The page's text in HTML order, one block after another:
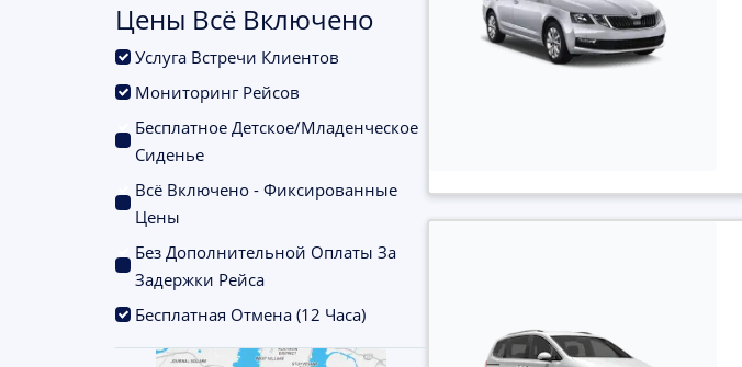
Цены Всё Включено
Услуга Встречи Клиентов
Мониторинг Рейсов
Бесплатное Детское/Младенческое
Сиденье
Всё Включено - Фиксированные
Цены
Без Дополнительной Оплаты За
Задержки Рейса
Бесплатная Отмена (12 Часа)